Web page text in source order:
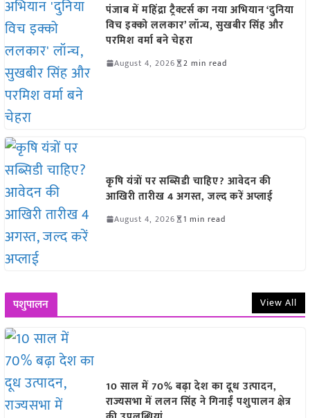
पंजाब में महिंद्रा ट्रैक्टर्स का नया अभियान ‘दुनिया
विच इक्को ललकार’ लॉन्च, सुखबीर सिंह और
परमिश वर्मा बने चेहरा
August 4, 2026 2 min read
कृषि यंत्रों पर सब्सिडी चाहिए? आवेदन की
आखिरी तारीख 4 अगस्त, जल्द करें अप्लाई
August 4, 2026 1 min read
पशुपालन View All
10 साल में 70% बढ़ा देश का दूध उत्पादन,
राज्यसभा में ललन सिंह ने गिनाईं पशुपालन क्षेत्र